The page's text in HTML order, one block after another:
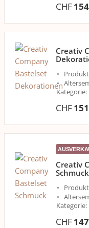
CHF
Creativ
Kategorie:
CHF
Creativ
Schmuck
Kategorie:
CHF